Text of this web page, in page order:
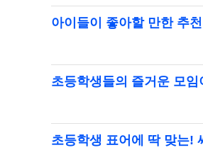
아이들이 좋아할 만한 추
초등학생들의 즐거운 모
초등학생 표어에 딱 맞는!